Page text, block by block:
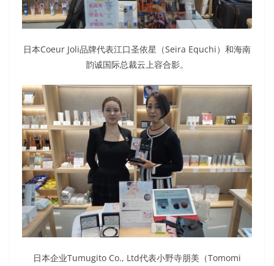
日本Coeur Joli品牌代表江口圣依星（Seira Equchi）和海南
韵诚国际总裁云上容合影。
日本企业Tumugito Co., Ltd代表小野寺朋美（Tomomi